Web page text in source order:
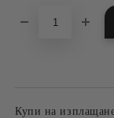
Купи на